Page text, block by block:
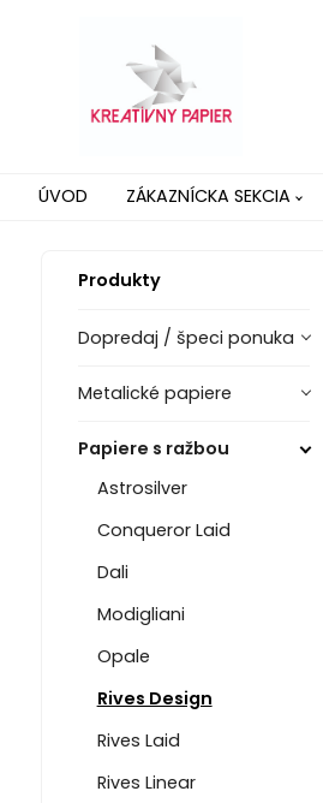
ÚVOD ZÁKAZNÍCKA SEKCIA
Produkty
Dopredaj / špeci ponuka
Metalické papiere
Papiere s ražbou
Astrosilver
Conqueror Laid
Dali
Modigliani
Opale
Rives Design
Rives Laid
Rives Linear